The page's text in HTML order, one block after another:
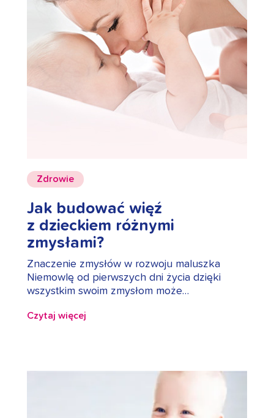
Zdrowie
Jak budować więź
z dzieckiem różnymi
zmysłami?
Znaczenie zmysłów w rozwoju maluszka
Niemowlę od pierwszych dni życia dzięki
wszystkim swoim zmysłom może…
Czytaj więcej